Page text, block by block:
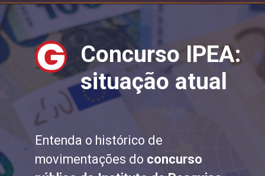
Concurso IPEA:
situação atual
Entenda o histórico de
movimentações do concurso